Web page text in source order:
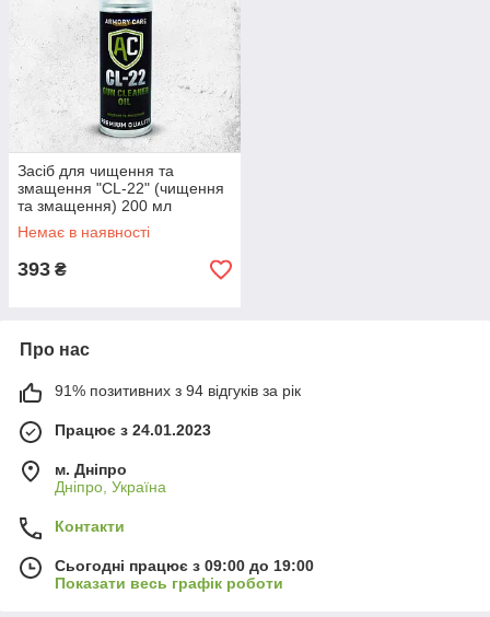
Засіб для чищення та
змащення "CL-22" (чищення
та змащення) 200 мл
Немає в наявності
393 ₴
Про нас
91% позитивних з 94 відгуків за рік
Працює з 24.01.2023
м. Дніпро
Дніпро, Україна
Контакти
Сьогодні працює з 09:00 до 19:00
Показати весь графік роботи